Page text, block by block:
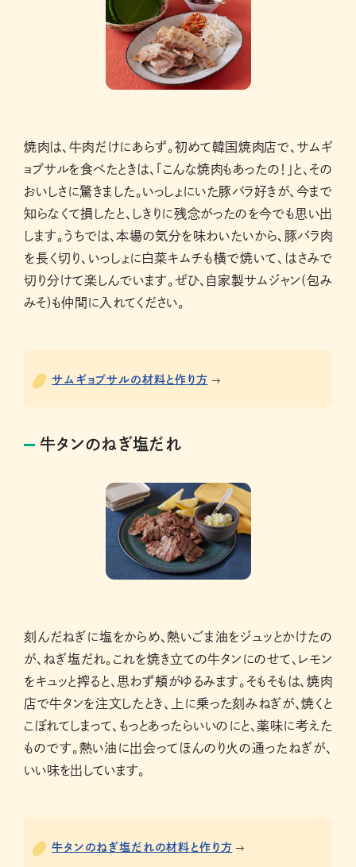
焼肉は、牛肉だけにあらず。初めて韓国焼肉店で、サムギ
ョプサルを食べたときは、「こんな焼肉もあったの！」と、その
おいしさに驚きました。いっしょにいた豚バラ好きが、今まで
知らなくて損したと、しきりに残念がったのを今でも思い出
します。うちでは、本場の気分を味わいたいから、豚バラ肉
を長く切り、いっしょに白菜キムチも横で焼いて、はさみで
切り分けて楽しんでいます。ぜひ、自家製サムジャン(包み
みそ)も仲間に入れてください。
サムギョプサルの材料と作り方
牛タンのねぎ塩だれ
刻んだねぎに塩をからめ、熱いごま油をジュッとかけたの
が、ねぎ塩だれ。これを焼き立ての牛タンにのせて、レモン
をキュッと搾ると、思わず頬がゆるみます。そもそもは、焼肉
店で牛タンを注文したとき、上に乗った刻みねぎが、焼くと
こぼれてしまって、もっとあったらいいのにと、薬味に考えた
ものです。熱い油に出会ってほんのり火の通ったねぎが、
いい味を出しています。
牛タンのねぎ塩だれの材料と作り方